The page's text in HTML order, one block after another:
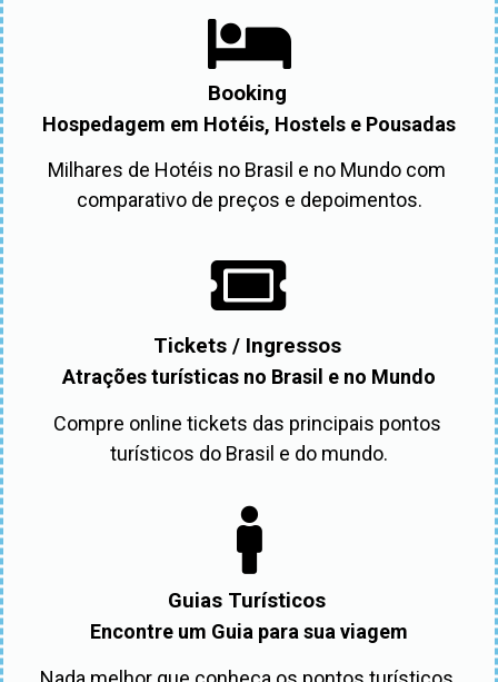
Booking
Hospedagem em Hotéis, Hostels e Pousadas
Milhares de Hotéis no Brasil e no Mundo com
comparativo de preços e depoimentos.
Tickets / Ingressos
Atrações turísticas no Brasil e no Mundo
Compre online tickets das principais pontos
turísticos do Brasil e do mundo.
Guias Turísticos
Encontre um Guia para sua viagem